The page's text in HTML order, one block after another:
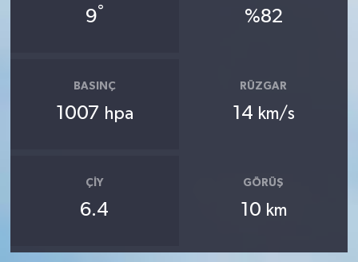
9° %82
BASINÇ
1007 hpa
RÜZGAR
14 km/s
ÇIY
6.4
GÖRÜŞ
10 km